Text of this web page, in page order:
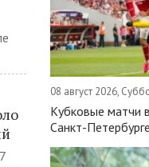
08 август 2026,
Кубковые матчи
Санкт-